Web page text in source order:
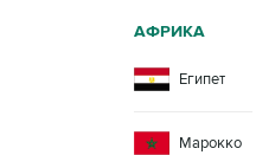
АФРИКА
Египет
Марокко